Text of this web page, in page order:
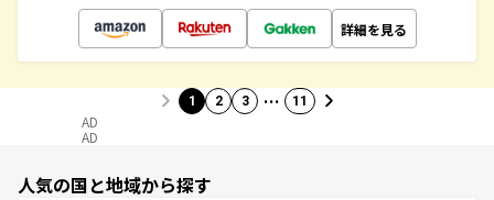
詳細を見る
1 2 3 … 11
AD
AD
人気の国と地域から探す